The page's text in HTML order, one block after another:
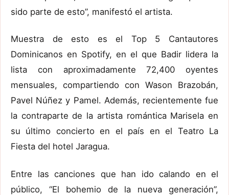
sido parte de esto”, manifestó el artista.
Muestra de esto es el Top 5 Cantautores
Dominicanos en Spotify, en el que Badir lidera la
lista con aproximadamente 72,400 oyentes
mensuales, compartiendo con Wason Brazobán,
Pavel Núñez y Pamel. Además, recientemente fue
la contraparte de la artista romántica Marisela en
su último concierto en el país en el Teatro La
Fiesta del hotel Jaragua.
Entre las canciones que han ido calando en el
público, “El bohemio de la nueva generación”,